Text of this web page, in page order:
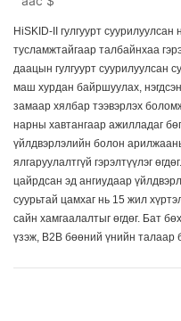
гэрэлтэй HiSKID-II
гэрэлтүүлгийн цамхаг
HiSKID-II гулгуурт
тусламжтайгаар талбайнхаа
даацын гулгуурт суурилуулсан
маш хурдан байршуулах,
замаар хялбар тээвэрлэх
нарны хавтангаар ажилладаг
үйлдвэрлэлийн болон
ялгаруулалтгүй гэрэлтүүлэг
цайрдсан эд ангиудаар
суурьтай цамхаг нь 15 жил
сайн хамгаалалтыг өгдөг. Бат
үзэж, B2B бөөний үнийн талаар